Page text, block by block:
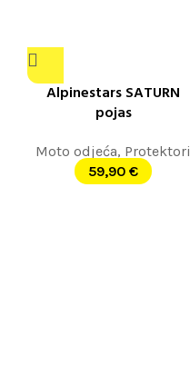
Alpinestars SATURN
pojas
Moto odjeća, Protektori
59,90 €